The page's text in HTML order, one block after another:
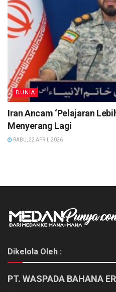
DUNIA
Iran Ancam ‘Pelajaran
Menyerang Lagi
RABU, 22 APRIL 2026
Dikelola Oleh :
PT. WASPADA BAHANA